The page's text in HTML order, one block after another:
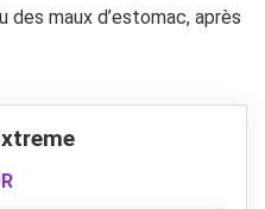
maux d’estomac, après